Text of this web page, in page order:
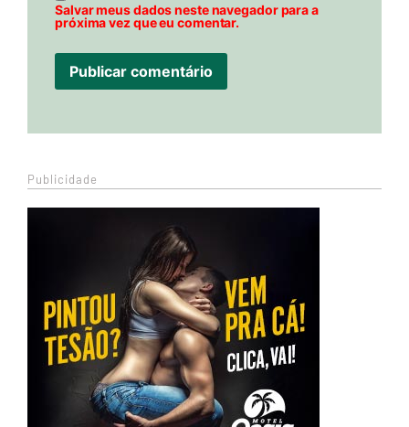
Salvar meus dados neste navegador para a
próxima vez que eu comentar.
Publicidade